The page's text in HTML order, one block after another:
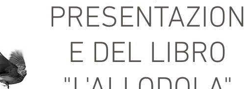
PRESENTAZION
E DEL LIBRO